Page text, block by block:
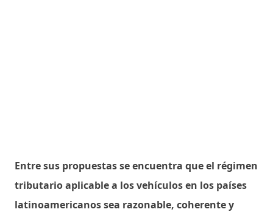
Entre sus propuestas se encuentra que el régimen
tributario aplicable a los vehículos en los países
latinoamericanos sea razonable, coherente y